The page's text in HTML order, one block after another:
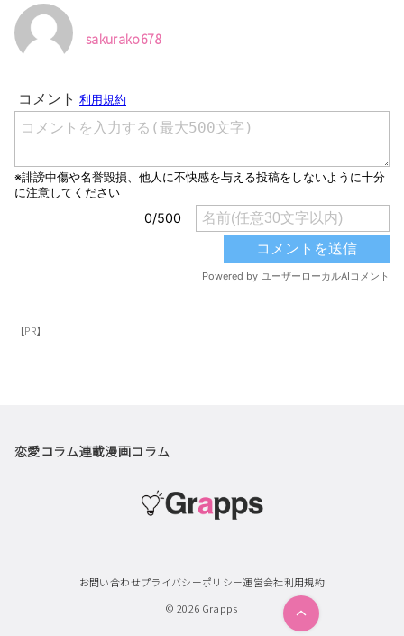
sakurako678
【PR】
恋愛コラム連載漫画コラム
お問い合わせプライバシーポリシー運営会社利用規約
© 2026 Grapps